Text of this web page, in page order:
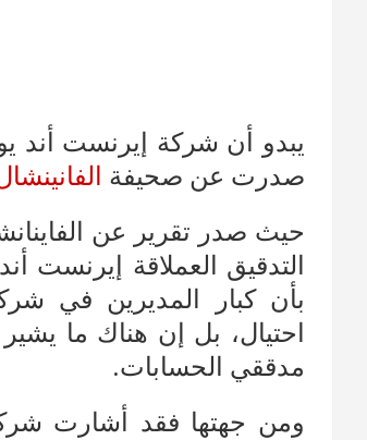
يبدو أن شركة إيرنست أند
صدرت عن صحيفة
حيث صدر تقرير عن
التدقيق العملاقة إيرنست
احتيال، بل إن هناك ما
مدققي الحسابات.